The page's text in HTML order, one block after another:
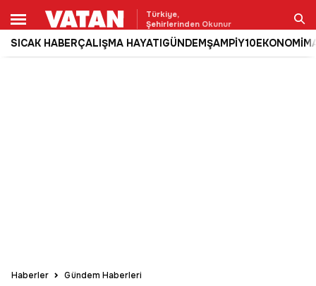
Türkiye,
Şehirlerinden Okunur
SICAK HABERÇALIŞMA HAYATIGÜNDEMŞAMPİY10EKONOMİ
Ara
Haberler Gündem Haberleri